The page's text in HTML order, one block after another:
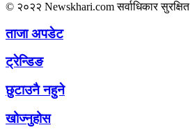
© २०२२ Newskhari.com सर्वाधिकार सुरक्षित
ताजा अपडेट
ट्रेन्डिङ
छुटाउनै नहुने
खोज्नुहोस